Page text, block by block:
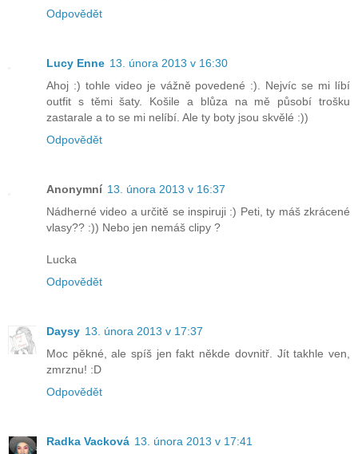
Odpovědět
Lucy Enne 13. února 2013 v 16:30
Ahoj :) tohle video je vážně povedené :). Nejvíc se mi líbí
outfit s těmi šaty. Košile a blůza na mě působí trošku
zastarale a to se mi nelíbí. Ale ty boty jsou skvělé :))
Odpovědět
Anonymní 13. února 2013 v 16:37
Nádherné video a určitě se inspiruji :) Peti, ty máš zkrácené
vlasy?? :)) Nebo jen nemáš clipy ?
Lucka
Odpovědět
Daysy 13. února 2013 v 17:37
Moc pěkné, ale spíš jen fakt někde dovnitř. Jít takhle ven,
zmrznu! :D
Odpovědět
Radka Vacková 13. února 2013 v 17:41